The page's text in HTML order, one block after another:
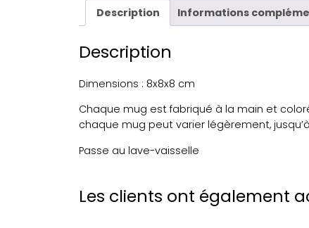
Description Informations
Description
Dimensions : 8x8x8 cm
Chaque mug est fabriqué à la main et
chaque mug peut varier légèrement, jusqu’à
Passe au lave-vaisselle
Les clients ont également